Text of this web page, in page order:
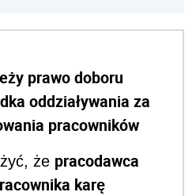
prawo doboru
oddziaływania za
pracowników
że pracodawca
karę